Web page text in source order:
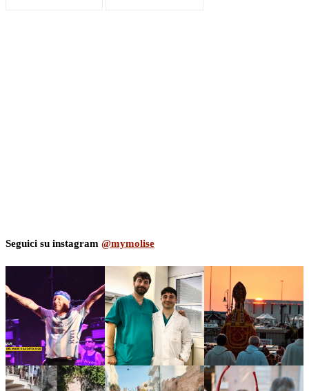
Seguici su instagram @mymolise